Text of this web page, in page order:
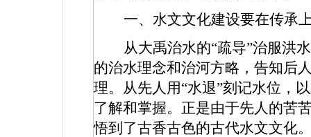
一、水文文化建设要在传承
从大禹治水的“疏导”治服洪
的治水理念和治河方略，告知后
理。从先人用“水退”刻记水位，
了解和掌握。正是由于先人的苦
悟到了古香古色的古代水文文化